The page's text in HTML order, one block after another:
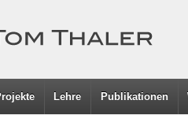
Lehre Publikationen